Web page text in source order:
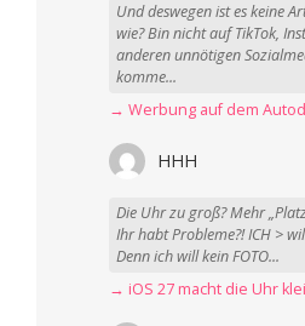
Und deswegen ist es keine
wie? Bin nicht auf TikTok,
anderen unnötigen
komme...
HHH
Die Uhr zu groß? Mehr
Ihr habt Probleme?! ICH >
Denn ich will kein FOTO...